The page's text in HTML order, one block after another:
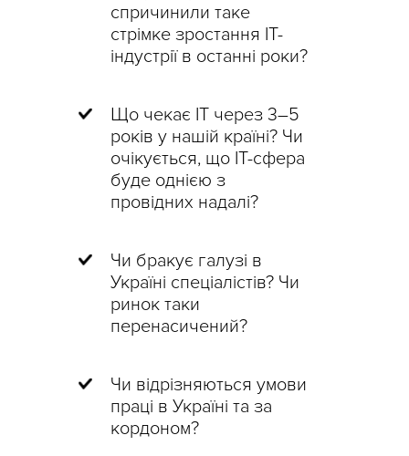
спричинили таке
стрімке зростання ІТ-
індустрії в останні роки?
Що чекає ІТ через 3–5
років у нашій країні? Чи
очікується, що ІТ-сфера
буде однією з
провідних надалі?
Чи бракує галузі в
Україні спеціалістів? Чи
ринок таки
перенасичений?
Чи відрізняються умови
праці в Україні та за
кордоном?